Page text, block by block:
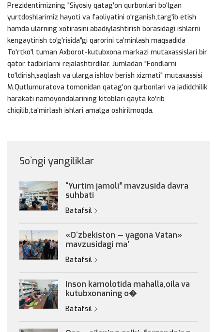
Prezidentimizning "Siyosiy qatag'on qurbonlari bo'lgan
yurtdoshlarimiz hayoti va faoliyatini o'rganish,targ'ib etish
hamda ularning xotirasini abadiylashtirish borasidagi ishlarni
kengaytirish to'g'risida"gi qarorini ta'minlash maqsadida
To'rtko'l tuman Axborot-kutubxona markazi mutaxassislari bir
qator tadbirlarni rejalashtirdilar. Jumladan "Fondlarni
to'ldirish,saqlash va ularga ishlov berish xizmati" mutaxassisi
M.Qutlumuratova tomonidan qatag'on qurbonlari va jadidchilik
harakati namoyondalarining kitoblari qayta ko'rib
chiqilib,ta'mirlash ishlari amalga oshirilmoqda.
So`ngi yangiliklar
“Yurtim jamoli” mavzusida davra
suhbati
Batafsil
«Oʻzbekiston — yagona Vatan»
mavzusidagi maʼ
Batafsil
Inson kamolotida mahalla,oila va
kutubxonaning o�
Batafsil